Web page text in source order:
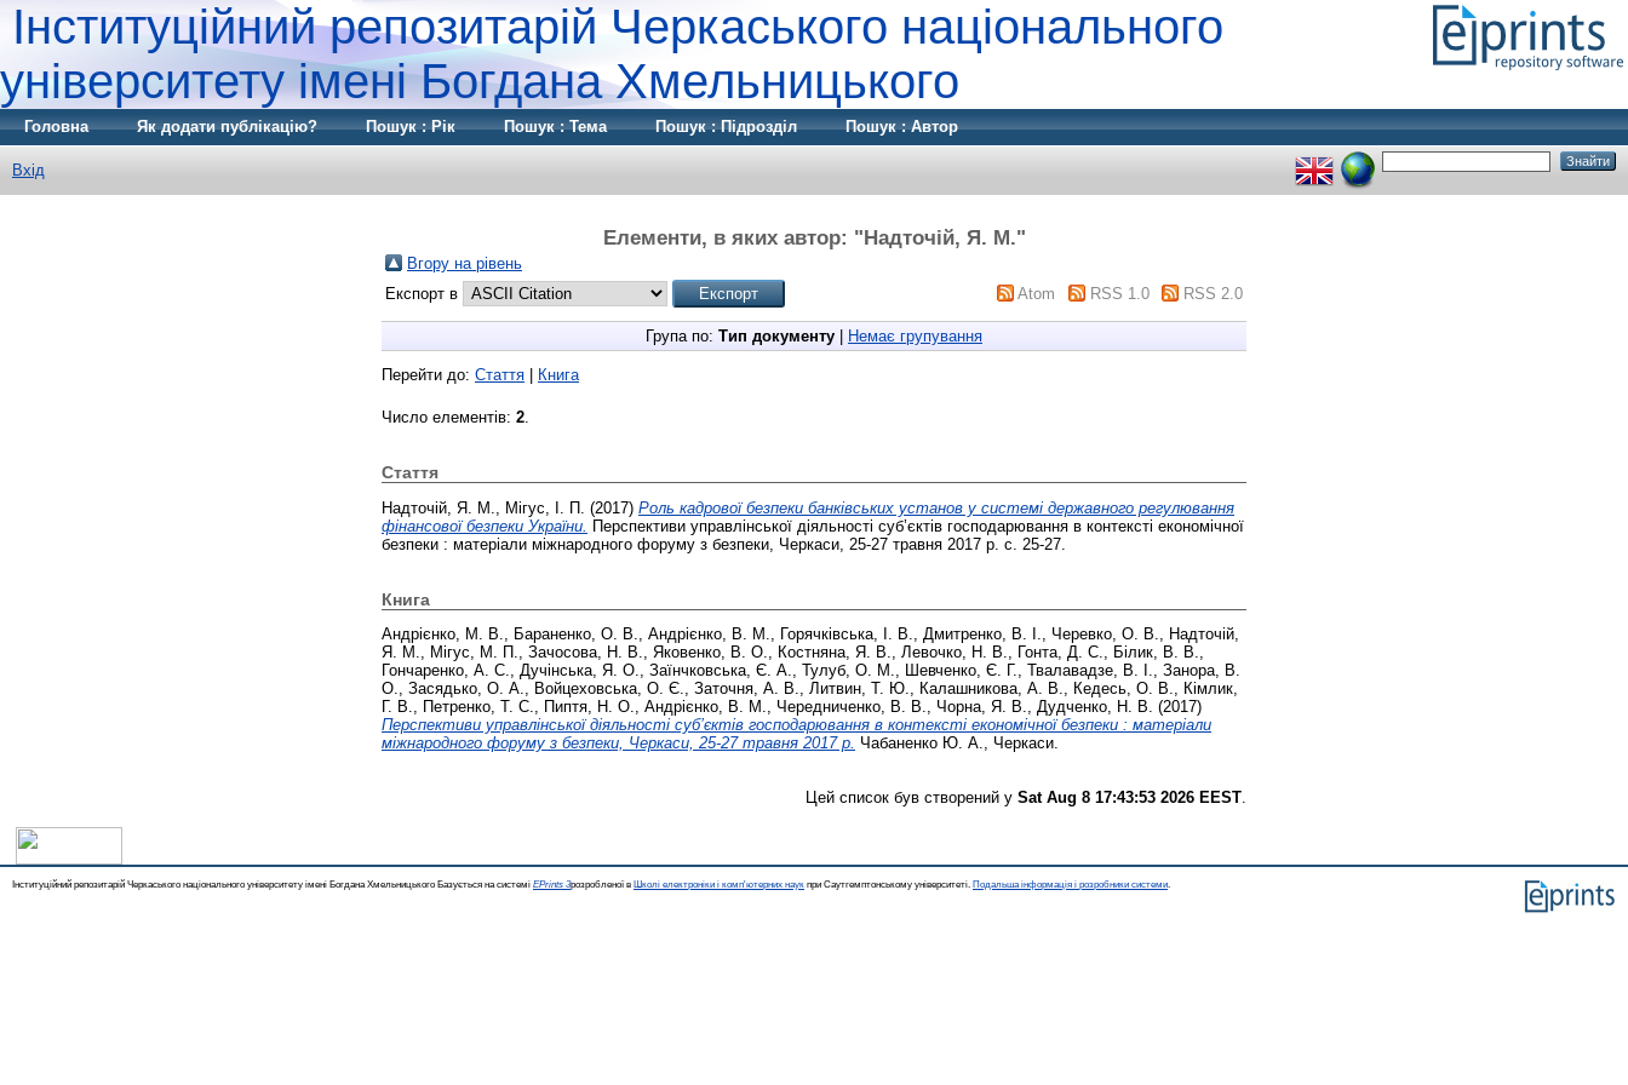
Інституційний репозитарій Черкаського національного
університету імені Богдана Хмельницького
Головна Як додати публікацію? Пошук : Рік Пошук : Тема Пошук : Підрозділ Пошук : Автор
Вхід
Елементи, в яких автор: "Надточій, Я. М."
Вгору на рівень
Експорт в
Atom RSS 1.0 RSS 2.0
Група по: Тип документу Немає групування
Перейти до: Стаття Книга
Число елементів: 2
Стаття
Надточій, Я. М. Мігус, І. П. (2017) Роль кадрової безпеки банківських установ у системі державного регулювання
фінансової безпеки України. Перспективи управлінської діяльності суб’єктів господарювання в контексті економічної
безпеки : матеріали міжнародного форуму з безпеки, Черкаси, 25-27 травня 2017 р. с. 25-27.
Книга
Андрієнко, М. В., Бараненко, О. В., Андрієнко, В. М., Горячківська, І. В., Дмитренко, В. І., Черевко, О. В., Надточій,
Я. М., Мігус, М. П., Зачосова, Н. В., Яковенко, В. О., Костняна, Я. В., Левочко, Н. В., Гонта, Д. С., Білик, В. В.,
Гончаренко, А. С., Дучінська, Я. О., Заїнчковська, Є. А., Тулуб, О. М., Шевченко, Є. Г., Твалавадзе, В. І., Занора, В.
О., Засядько, О. А., Войцеховська, О. Є., Заточня, А. В., Литвин, Т. Ю., Калашникова, А. В., Кедесь, О. В., Кімлик,
Г. В., Петренко, Т. С., Пиптя, Н. О., Андрієнко, В. М., Чередниченко, В. В., Чорна, Я. В., Дудченко, Н. В. (2017)
Перспективи управлінської діяльності суб’єктів господарювання в контексті економічної безпеки : матеріали
міжнародного форуму з безпеки, Черкаси, 25-27 травня 2017 р. Чабаненко Ю. А., Черкаси.
Цей список був створений у Sat Aug 8 17:43:53 2026 EEST.
Інституційний репозитарій Черкаського національного університету імені Богдана Хмельницького Базується на системі EPrints 3розробленої в Школі електроніки і комп'ютерних наук при Саутгемптонському університеті. Подальша інформація і розробники системи